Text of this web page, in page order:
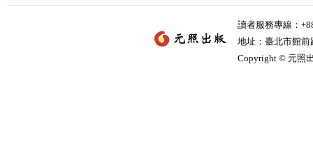
讀者服務專線：
地址：臺北市館
Copyright © 元照